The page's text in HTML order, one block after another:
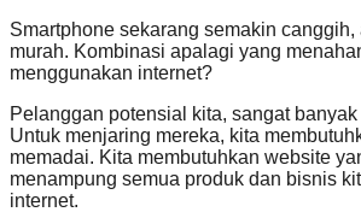
Smartphone sekarang semakin canggih,
murah. Kombinasi apalagi yang
menggunakan internet?
Pelanggan potensial kita, sangat
Untuk menjaring mereka, kita
memadai. Kita membutuhkan website
menampung semua produk dan bisnis
internet.